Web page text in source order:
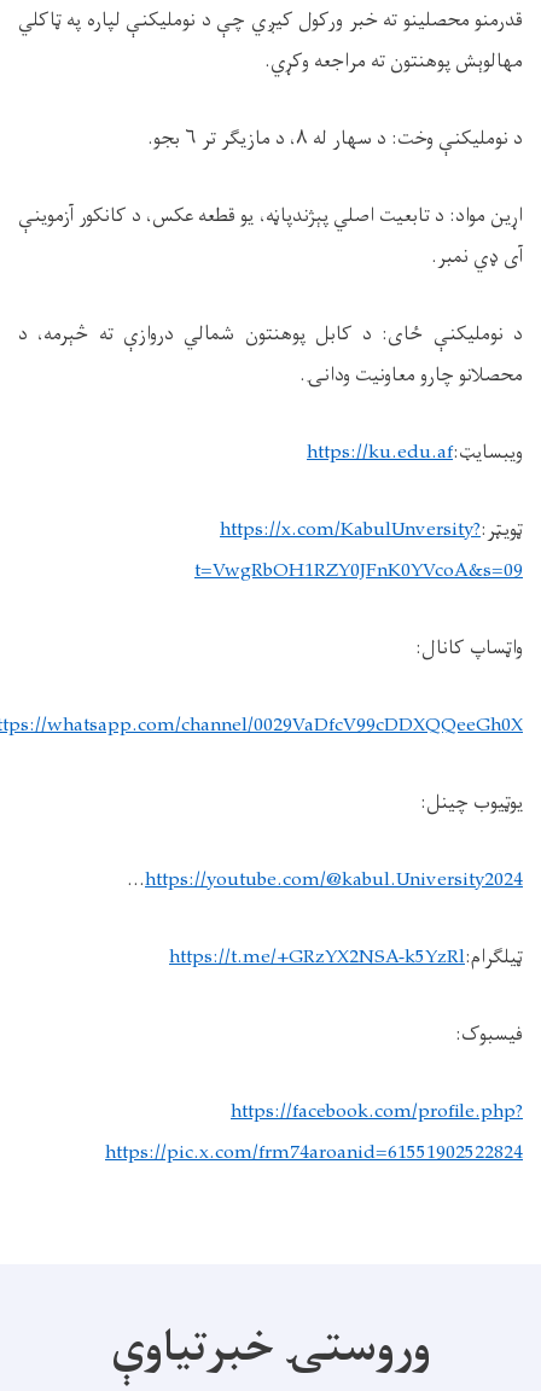
قدرمنو محصلینو ته خبر ورکول کيږي چې د نومليکنې لپاره په ټاکلي
مهالوېش پوهنتون ته مراجعه وکړي.
د نومليکنې وخت: د سهار له ٨، د مازیګر تر ٦ بجو.
اړین مواد: د تابعیت اصلي پېژندپاڼه، یو قطعه عکس، د کانکور آزموینې
آی ډي نمبر.
د نومليکنې ځای: د کابل پوهنتون شمالي دروازې ته څېرمه، د
محصلانو چارو معاونيت ودانۍ.
ویبسایټ:https://ku.edu.af
ټویټر:https://x.com/KabulUnversity?
t=VwgRbOH1RZY0JFnK0YVcoA&s=09
واټساپ کانال:
https://whatsapp.com/channel/0029VaDfcV99cDDXQQeeGh0X
یوټیوب چینل:
https://youtube.com/@kabul.University2024
...
ټیلګرام:https://t.me/+GRzYX2NSA-k5YzRl
فیسبوک:
https://facebook.com/profile.php?
id=61551902522824
https://pic.x.com/frm74aroan
وروستۍ خبرتیاوې